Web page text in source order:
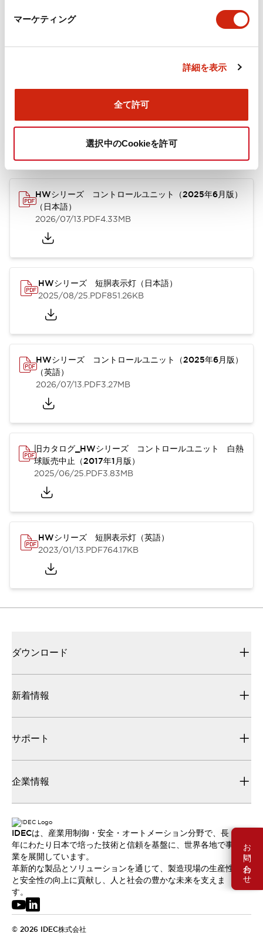
マーケティング
詳細を表示
全て許可
選択中のCookieを許可
お問い合わせ
すべて展開+
ドキュメントとファイル
取扱説明書 CAD 規格・認証
HWシリーズ コントロールユニット（2025年6月版）
（日本語）
2026/07/13.PDF4.33MB
HWシリーズ 短胴表示灯（日本語）
2025/08/25.PDF851.26KB
HWシリーズ コントロールユニット（2025年6月版）
（英語）
2026/07/13.PDF3.27MB
旧カタログ_HWシリーズ コントロールユニット 白熱
球販売中止（2017年1月版）
2025/06/25.PDF3.83MB
HWシリーズ 短胴表示灯（英語）
2023/01/13.PDF764.17KB
ダウンロード
新着情報
サポート
企業情報
IDECは、産業用制御・安全・オートメーション分野で、長
年にわたり日本で培った技術と信頼を基盤に、世界各地で事
業を展開しています。
革新的な製品とソリューションを通じて、製造現場の生産性
と安全性の向上に貢献し、人と社会の豊かな未来を支えま
す。
© 2026 IDEC株式会社